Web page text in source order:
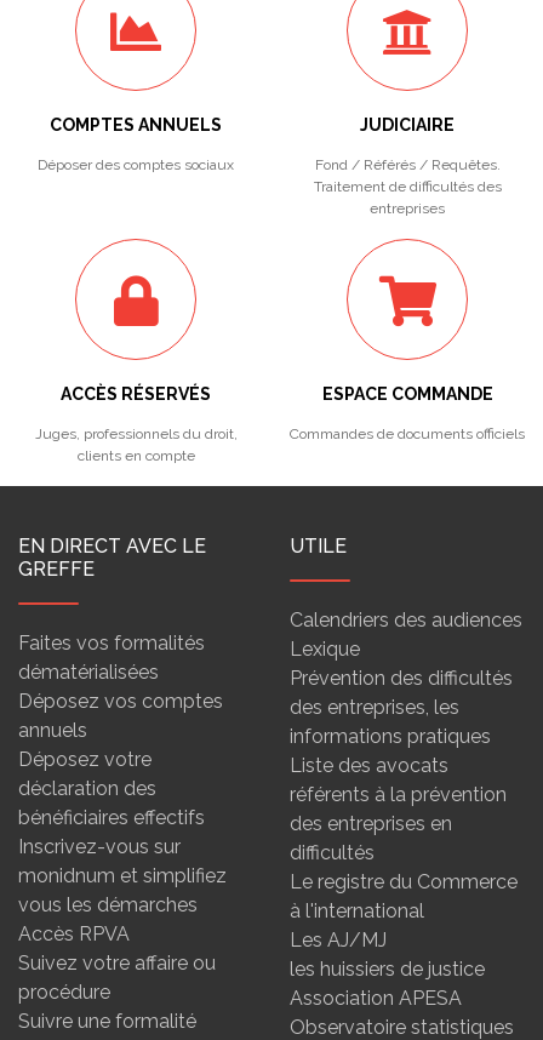
COMPTES ANNUELS
Déposer des comptes sociaux
JUDICIAIRE
Fond / Référés / Requêtes.
Traitement de difficultés des
entreprises
ACCÈS RÉSERVÉS
Juges, professionnels du droit,
clients en compte
ESPACE COMMANDE
Commandes de documents officiels
EN DIRECT AVEC LE
GREFFE
Faites vos formalités
dématérialisées
Déposez vos comptes
annuels
Déposez votre
déclaration des
bénéficiaires effectifs
Inscrivez-vous sur
monidnum et simplifiez
vous les démarches
Accès RPVA
Suivez votre affaire ou
procédure
Suivre une formalité
UTILE
Calendriers des audiences
Lexique
Prévention des difficultés
des entreprises, les
informations pratiques
Liste des avocats
référents à la prévention
des entreprises en
difficultés
Le registre du Commerce
à l'international
Les AJ/MJ
les huissiers de justice
Association APESA
Observatoire statistiques